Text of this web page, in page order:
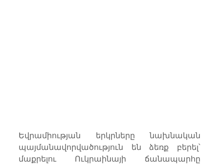
Եվրամիության երկրները նախնական
պայմանավորվածություն են ձեռք բերել՝
մաքրելու Ուկրաինայի ճանապարհը